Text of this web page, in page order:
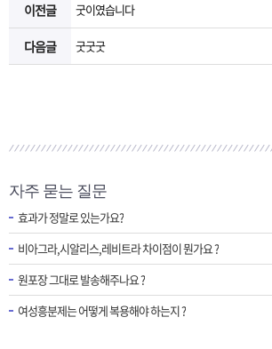
이전글 굿이였습니다
다음글 굿굿굿
자주 묻는 질문
효과가 정말로 있는가요?
비아그라,시알리스,레비트라 차이점이 뭔가요 ?
원포장 그대로 발송해주나요 ?
여성흥분제는 어떻게 복용해야 하는지 ?